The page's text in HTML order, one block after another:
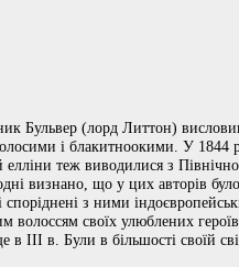
Бульвер (лорд Литтон)
і блакитноокими. У
теж виводилися з
визнано, що у цих авторів
споріднені з ними
волоссям своїх улюблених
в III в. Були в більшості своїй